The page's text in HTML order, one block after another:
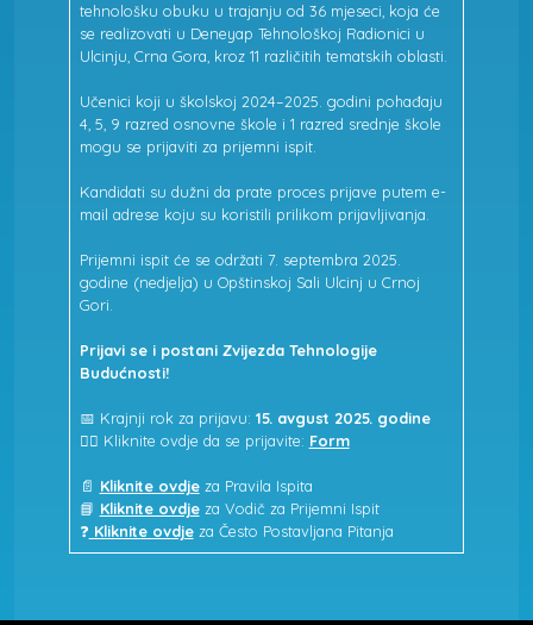
tehnološku obuku u trajanju od 36 mjeseci, koja će
se realizovati u Deneyap Tehnološkoj Radionici u
Ulcinju, Crna Gora, kroz 11 različitih tematskih oblasti.
Učenici koji u školskoj 2024–2025. godini pohađaju
4, 5, 9 razred osnovne škole i 1 razred srednje škole
mogu se prijaviti za prijemni ispit.
Kandidati su dužni da prate proces prijave putem e-
mail adrese koju su koristili prilikom prijavljivanja.
Prijemni ispit će se održati 7. septembra 2025.
godine (nedjelja) u Opštinskoj Sali Ulcinj u Crnoj
Gori.
Prijavi se i postani Zvijezda Tehnologije
Budućnosti!
📅 Krajnji rok za prijavu: 15. avgust 2025. godine
👉🏻 Kliknite ovdje da se prijavite: Form
📄 Kliknite ovdjeza Pravila Ispita
📘 Kliknite ovdjeza Vodič za Prijemni Ispit
❓ Kliknite ovdjeza Često Postavljana Pitanja